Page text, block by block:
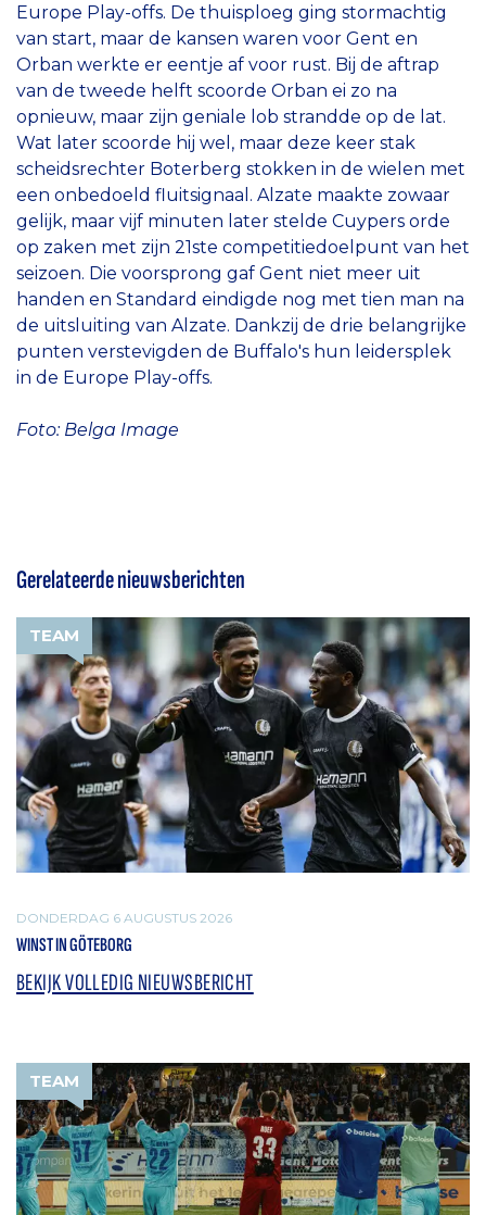
Europe Play-offs. De thuisploeg ging stormachtig
van start, maar de kansen waren voor Gent en
Orban werkte er eentje af voor rust. Bij de aftrap
van de tweede helft scoorde Orban ei zo na
opnieuw, maar zijn geniale lob strandde op de lat.
Wat later scoorde hij wel, maar deze keer stak
scheidsrechter Boterberg stokken in de wielen met
een onbedoeld fluitsignaal. Alzate maakte zowaar
gelijk, maar vijf minuten later stelde Cuypers orde
op zaken met zijn 21ste competitiedoelpunt van het
seizoen. Die voorsprong gaf Gent niet meer uit
handen en Standard eindigde nog met tien man na
de uitsluiting van Alzate. Dankzij de drie belangrijke
punten verstevigden de Buffalo's hun leidersplek
in de Europe Play-offs.
Foto: Belga Image
Gerelateerde nieuwsberichten
TEAM
DONDERDAG 6 AUGUSTUS 2026
WINST IN GÖTEBORG
BEKIJK VOLLEDIG NIEUWSBERICHT
TEAM